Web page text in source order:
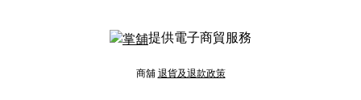
提供電子商貿服務
商舖 退貨及退款政策